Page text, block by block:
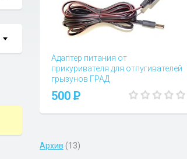
Адаптер питания от
прикуривателя для отпугивателей
грызунов ГРАД
Вопросы и отзывы (0)
500 P
Архив (13)